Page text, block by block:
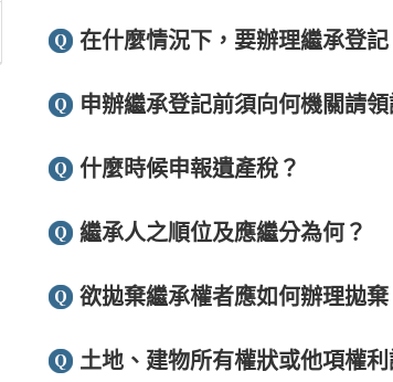
在什麼情況下，要辦理繼承登
申辦繼承登記前須向何機關請領
什麼時候申報遺產稅？
繼承人之順位及應繼分為何？
欲拋棄繼承權者應如何辦理拋棄
土地、建物所有權狀或他項權